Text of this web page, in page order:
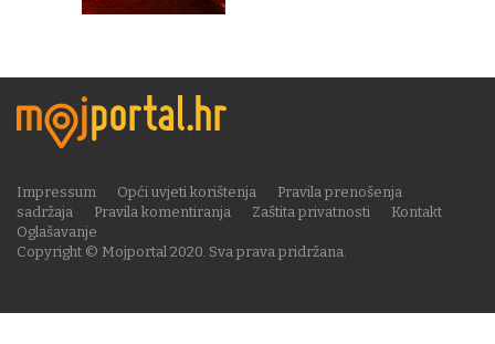
Copyright © Mojportal 2020. Sva prava pridržana.
Impressum Opći uvjeti korištenja
Pravila prenošenja
sadržaja
Pravila komentiranja Zaštita privatnosti
Kontakt
Oglašavanje